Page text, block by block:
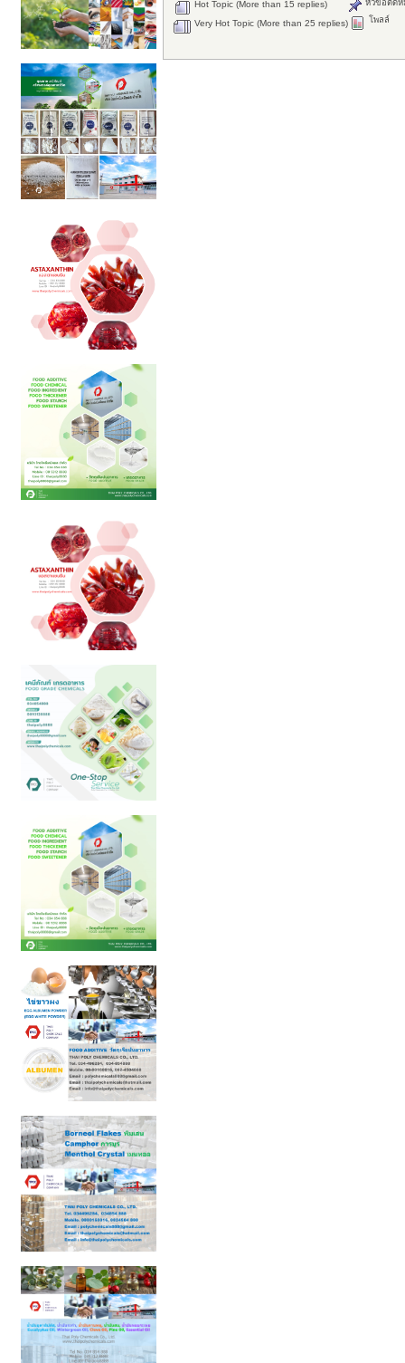
Hot Topic (More than 15 replies)
Very Hot Topic (More than 25 replies)
หัวข้อติดห
โพลล์